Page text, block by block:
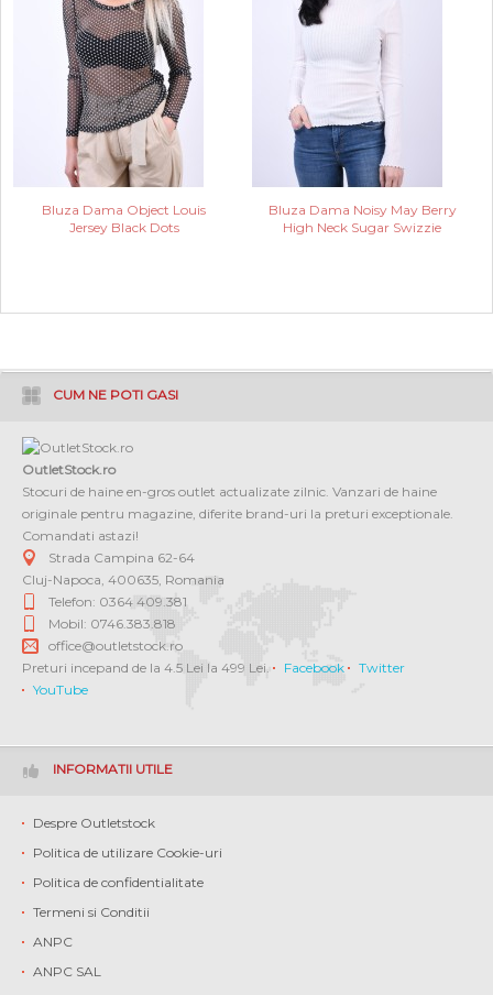
Bluza Dama Object Louis
Jersey Black Dots
Bluza Dama Noisy May Berry
High Neck Sugar Swizzie
CUM NE POTI GASI
OutletStock.ro
Stocuri de haine en-gros outlet actualizate zilnic. Vanzari de haine
originale pentru magazine, diferite brand-uri la preturi exceptionale.
Comandati astazi!
Strada Campina 62-64
Cluj-Napoca 400635 Romania
Telefon: 0364 409.381
Mobil: 0746.383.818
office@outletstock.ro
Preturi incepand de la 4.5 Lei la 499 Lei.
Facebook
Twitter
YouTube
INFORMATII UTILE
Despre Outletstock
Politica de utilizare Cookie-uri
Politica de confidentialitate
Termeni si Conditii
ANPC
ANPC SAL